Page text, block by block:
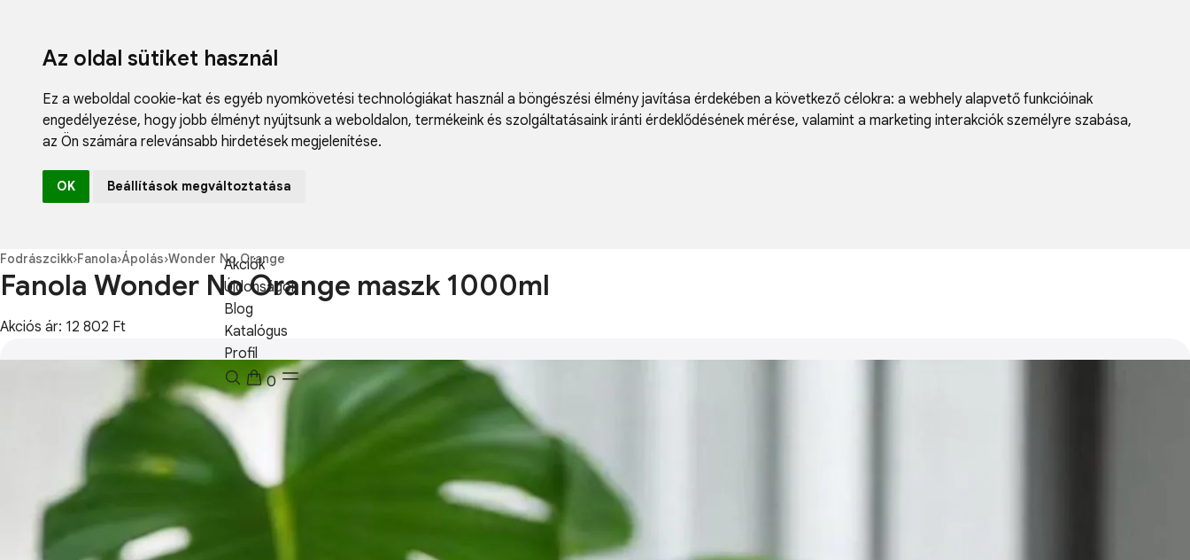
Az oldal sütiket használ
Ez a weboldal cookie-kat és egyéb nyomkövetési technológiákat használ a böngészési élmény javítása érdekében a következő célokra: a webhely alapvető funkcióinak
engedélyezése, hogy jobb élményt nyújtsunk a weboldalon, termékeink és szolgáltatásaink iránti érdeklődésének mérése, valamint a marketing interakciók személyre szabása,
az Ön számára relevánsabb hirdetések megjelenítése.
OK Beállítások megváltoztatása
Fodrászcikk
Akciók
Újdonságok
Blog
Katalógus
Profil
0
Fodrászcikk›Fanola›Ápolás›Wonder No Orange
Fanola Wonder No Orange maszk 1000ml
Akciós ár: 12 802 Ft